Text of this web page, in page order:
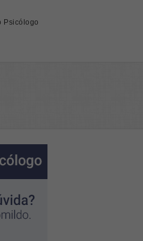
Psicólogo